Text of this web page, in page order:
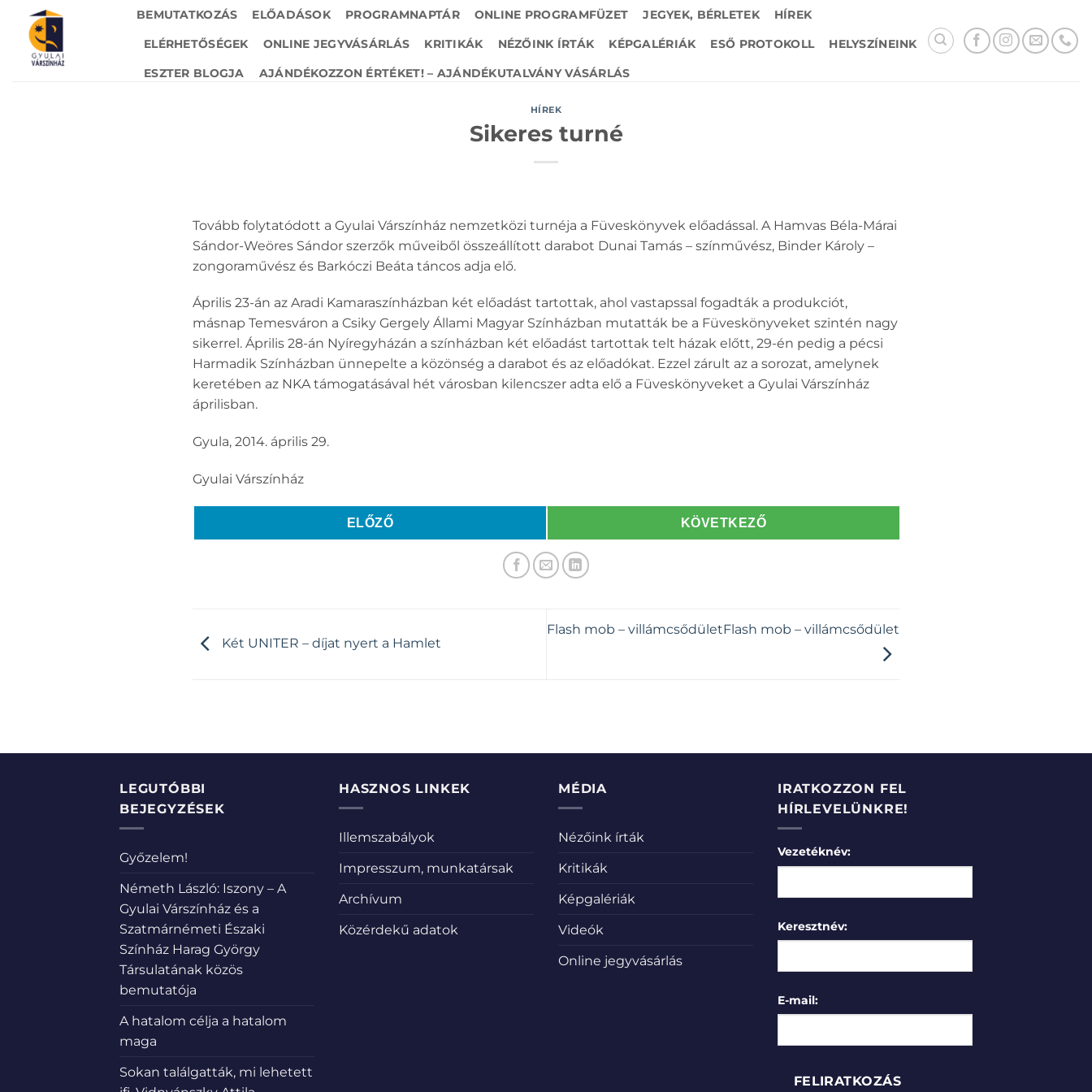
content
BEMUTATKOZÁS ELŐADÁSOK PROGRAMNAPTÁR ONLINE PROGRAMFÜZET JEGYEK, BÉRLETEK
HÍREK
ELÉRHETŐSÉGEK
ONLINE JEGYVÁSÁRLÁS KRITIKÁK NÉZŐINK ÍRTÁK KÉPGALÉRIÁK ESŐ PROTOKOLL
HELYSZÍNEINK
ESZTER BLOGJA
AJÁNDÉKOZZON ÉRTÉKET! – AJÁNDÉKUTALVÁNY VÁSÁRLÁS
HÍREK
Sikeres turné
Tovább folytatódott a Gyulai Várszínház nemzetközi turnéja a Füveskönyvek előadással. A Hamvas Béla-Márai
Sándor-Weöres Sándor szerzők műveiből összeállított darabot Dunai Tamás – színművész, Binder Károly –
zongoraművész és Barkóczi Beáta táncos adja elő.
Április 23-án az Aradi Kamaraszínházban két előadást tartottak, ahol vastapssal fogadták a produkciót,
másnap Temesváron a Csiky Gergely Állami Magyar Színházban mutatták be a Füveskönyveket szintén nagy
sikerrel. Április 28-án Nyíregyházán a színházban két előadást tartottak telt házak előtt, 29-én pedig a pécsi
Harmadik Színházban ünnepelte a közönség a darabot és az előadókat. Ezzel zárult az a sorozat, amelynek
keretében az NKA támogatásával hét városban kilencszer adta elő a Füveskönyveket a Gyulai Várszínház
áprilisban.
Gyula, 2014. április 29.
Gyulai Várszínház
ELŐZŐ KÖVETKEZŐ
Két UNITER – díjat nyert a Hamlet
Flash mob – villámcsődületFlash mob – villámcsődület
LEGUTÓBBI
BEJEGYZÉSEK
Győzelem!
Németh László: Iszony – A
Gyulai Várszínház és a
Szatmárnémeti Északi
Színház Harag György
Társulatának közös
bemutatója
A hatalom célja a hatalom
maga
Sokan találgatták, mi lehetett
HASZNOS LINKEK
Illemszabályok
Impresszum, munkatársak
Archívum
Közérdekű adatok
MÉDIA
Nézőink írták
Kritikák
Képgalériák
Videók
Online jegyvásárlás
IRATKOZZON FEL
HÍRLEVELÜNKRE!
Vezetéknév:
Keresztnév:
E-mail: